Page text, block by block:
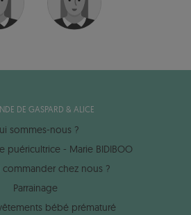
DE GASPARD & ALICE
sommes-nous ?
puéricultrice - Marie BIDIBOO
commander chez nous ?
Parrainage
bébé prématuré